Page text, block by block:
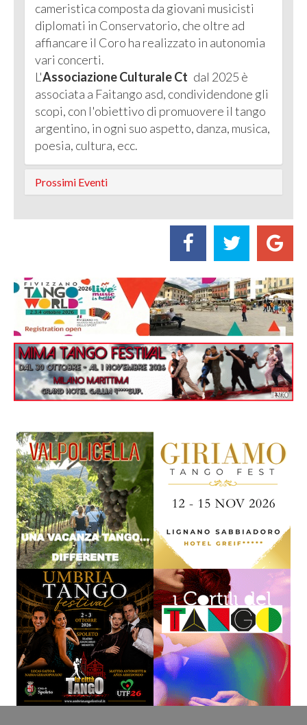
cameristica composta da giovani musicisti
diplomati in Conservatorio, che oltre ad
affiancare il Coro ha realizzato in autonomia
vari concerti.
L'Associazione Culturale Ct dal 2025 è
associata a Faitango asd, condividendone gli
scopi, con l'obiettivo di promuovere il tango
argentino, in ogni suo aspetto, danza, musica,
poesia, cultura, ecc.
Prossimi Eventi